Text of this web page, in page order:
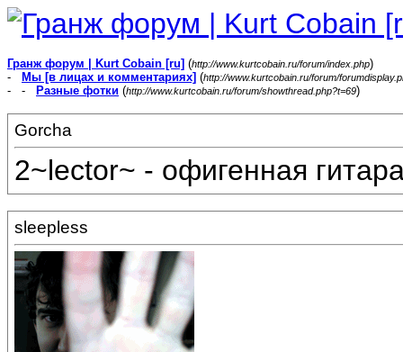
Гранж форум | Kurt Cobain [ru] (http://www.kurtcobain.ru/forum/index.php)
-
Мы [в лицах и комментариях] (http://www.kurtcobain.ru/forum/
- - Разные фотки (http://www.kurtcobain.ru/forum/showthread.php?t=69)
Gorcha
2~lector~ - офигенная
sleepless